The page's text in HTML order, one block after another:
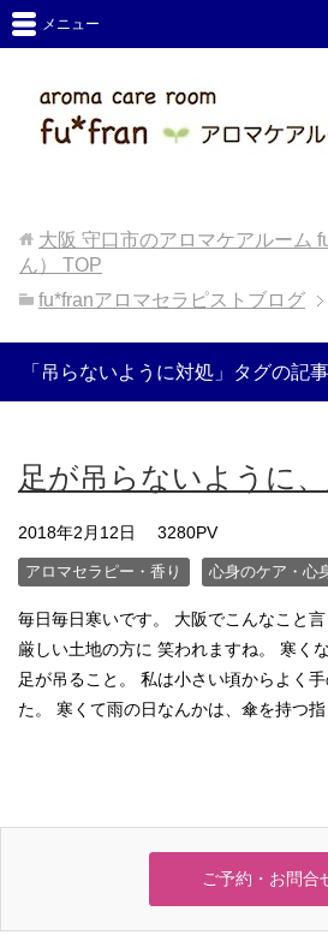
メニュー
大阪 守口市のアロマケアルーム
ん）
TOP
fu*franアロマセラピストブログ
「吊らないように対処」タグの記
足が吊らないように
2018年2月12日 3280PV
アロマセラピー・香り 心身のケア・心
毎日毎日寒いです。 大阪でこんなこと
厳しい土地の方に 笑われますね。 寒く
足が吊ること。 私は小さい頃からよく
た。 寒くて雨の日なんかは、傘を持つ
ご予約・お問合